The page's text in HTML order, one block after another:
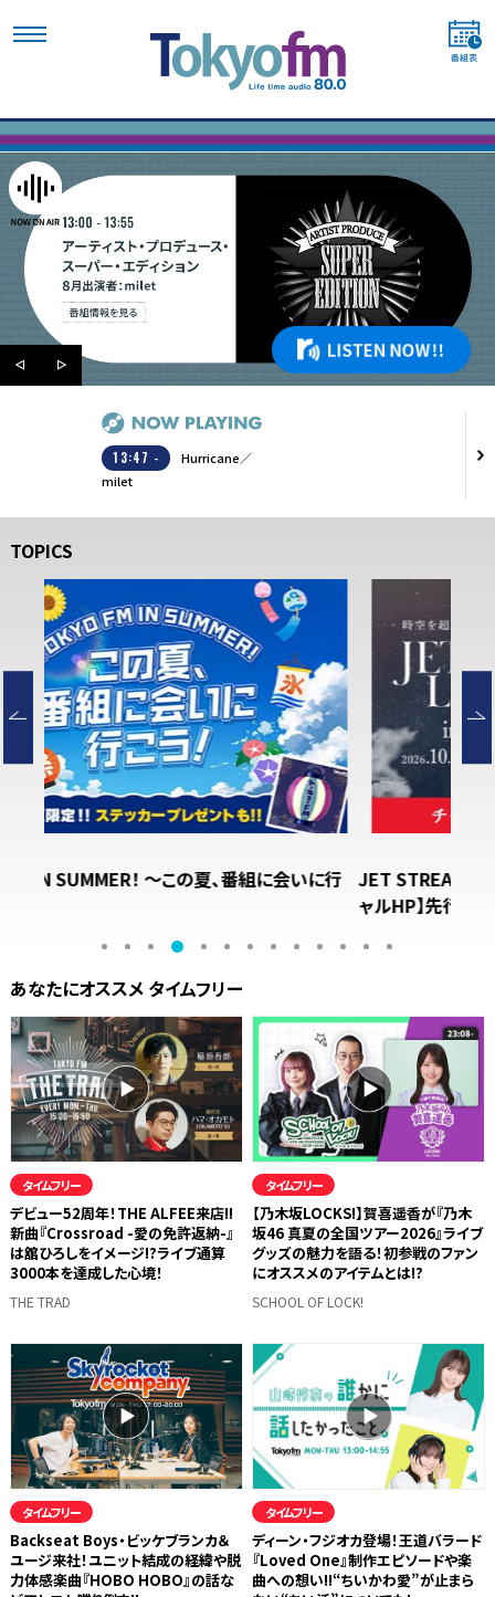
13:47 -
Hurricane／
milet
TOPICS
JET STREAM LIVE 2026 in 渋谷音楽祭 【オフィシ
あなたにオススメ タイムフリー
タイムフリー
デビュー52周年！THE ALFEE来店!!
新曲『Crossroad -愛の免許返納-』
は舘ひろしをイメージ!?ライブ通算
3000本を達成した心境！
THE TRAD
タイムフリー
【乃木坂LOCKS!】賀喜遥香が『乃木
坂46 真夏の全国ツアー2026』ライブ
グッズの魅力を語る！初参戦のファン
にオススメのアイテムとは!?
SCHOOL OF LOCK!
タイムフリー
Backseat Boys・ビッケブランカ＆
ユージ来社！ユニット結成の経緯や脱
力体感楽曲『HOBO HOBO』の話な
タイムフリー
ディーン・フジオカ登場！王道バラード
『Loved One』制作エピソードや楽
曲への想い!!“ちいかわ愛”が止まら